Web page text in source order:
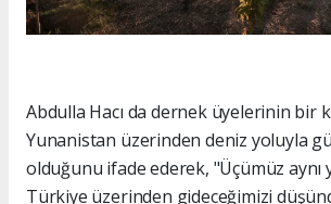
Abdulla Hacı da dernek üyelerinin bir
Yunanistan üzerinden deniz yoluyla
olduğunu ifade ederek, "Üçümüz aynı
Türkiye üzerinden gideceğimizi